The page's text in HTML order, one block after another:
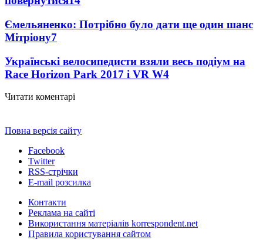
Ємельяненко: Потрібно було дати ще один шанс
Мітріону7
Українські велосипедисти взяли весь подіум на
Race Horizon Park 2017 і VR W4
Читати коментарі
Повна версія сайту
Facebook
Twitter
RSS-стрічки
E-mail розсилка
Контакти
Реклама на сайті
Використання матеріалів korrespondent.net
Правила користування сайтом